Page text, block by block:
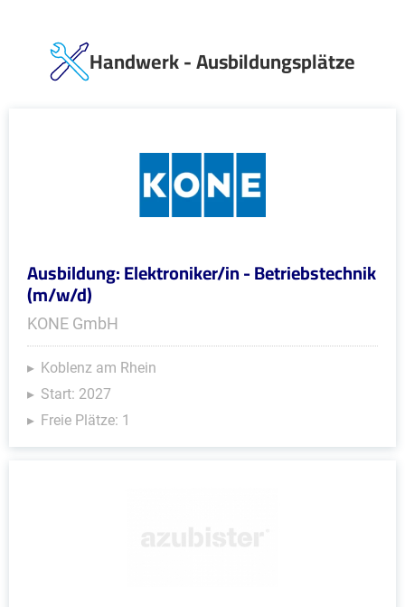
Handwerk - Ausbildungsplätze
Ausbildung: Elektroniker/in - Betriebstechnik
(m/w/d)
KONE GmbH
Koblenz am Rhein
Start: 2027
Freie Plätze: 1